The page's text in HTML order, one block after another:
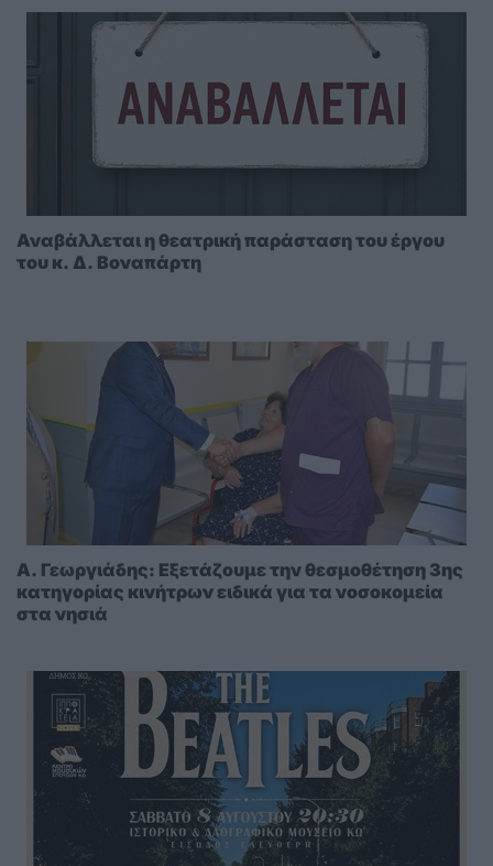
Αναβάλλεται η θεατρική παράσταση του έργου
του κ. Δ. Βοναπάρτη
A. Γεωργιάδης: Eξετάζουμε την θεσμοθέτηση 3ης
κατηγορίας κινήτρων ειδικά για τα νοσοκομεία
στα νησιά